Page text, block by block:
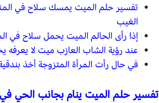
تفسير حلم الميت يمسك سلاح في
الغيب
إذا رأى الحالم الميت يحمل سلاح في
عند رؤية الشاب العازب ميت لا يعرفه
في حال رأت المرأة المتزوجة أخذ
تفسير حلم الميت ينام بجانب الحي في